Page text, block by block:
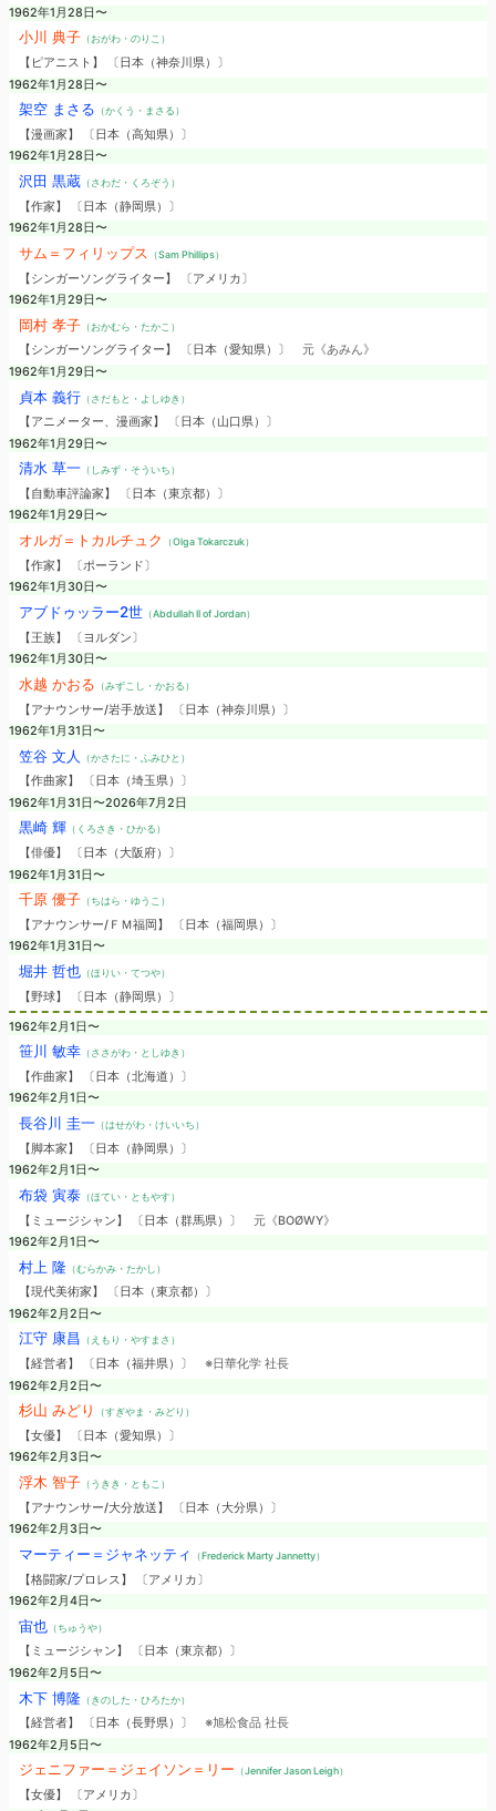
1962年1月28日〜
小川 典子（おがわ・のりこ）
【ピアニスト】 〔日本（神奈川県）〕
1962年1月28日〜
架空 まさる （かくう・まさる）
【漫画家】 〔日本（高知県）〕
1962年1月28日〜
沢田 黒蔵（さわだ・くろぞう）
【作家】 〔日本（静岡県）〕
1962年1月28日〜
サム＝フィリップス （Sam Phillips）
【シンガーソングライター】 〔アメリカ〕
1962年1月29日〜
岡村 孝子（おかむら・たかこ）
【シンガーソングライター】 〔日本（愛知県）〕 元《あみん》
1962年1月29日〜
貞本 義行（さだもと・よしゆき）
【アニメーター、漫画家】 〔日本（山口県）〕
1962年1月29日〜
清水 草一（しみず・そういち）
【自動車評論家】 〔日本（東京都）〕
1962年1月29日〜
オルガ＝トカルチュク （Olga Tokarczuk）
【作家】 〔ポーランド〕
1962年1月30日〜
アブドゥッラー2世（Abdullah II of Jordan）
【王族】 〔ヨルダン〕
1962年1月30日〜
水越 かおる （みずこし・かおる）
【アナウンサー/岩手放送】 〔日本（神奈川県）〕
1962年1月31日〜
笠谷 文人 （かさたに・ふみひと）
【作曲家】 〔日本（埼玉県）〕
1962年1月31日〜2026年7月2日
黒崎 輝（くろさき・ひかる）
【俳優】 〔日本（大阪府）〕
1962年1月31日〜
千原 優子（ちはら・ゆうこ）
【アナウンサー/ＦＭ福岡】 〔日本（福岡県）〕
1962年1月31日〜
堀井 哲也（ほりい・てつや）
【野球】 〔日本（静岡県）〕
1962年2月1日〜
笹川 敏幸（ささがわ・としゆき）
【作曲家】 〔日本（北海道）〕
1962年2月1日〜
長谷川 圭一（はせがわ・けいいち）
【脚本家】 〔日本（静岡県）〕
1962年2月1日〜
布袋 寅泰（ほてい・ともやす）
【ミュージシャン】 〔日本（群馬県）〕 元《BOØWY》
1962年2月1日〜
村上 隆（むらかみ・たかし）
【現代美術家】 〔日本（東京都）〕
1962年2月2日〜
江守 康昌 （えもり・やすまさ）
【経営者】 〔日本（福井県）〕 ※日華化学 社長
1962年2月2日〜
杉山 みどり （すぎやま・みどり）
【女優】 〔日本（愛知県）〕
1962年2月3日〜
浮木 智子（うきき・ともこ）
【アナウンサー/大分放送】 〔日本（大分県）〕
1962年2月3日〜
マーティー＝ジャネッティ （Frederick Marty Jannetty）
【格闘家/プロレス】 〔アメリカ〕
1962年2月4日〜
宙也（ちゅうや）
【ミュージシャン】 〔日本（東京都）〕
1962年2月5日〜
木下 博隆（きのした・ひろたか）
【経営者】 〔日本（長野県）〕 ※旭松食品 社長
1962年2月5日〜
ジェニファー＝ジェイソン＝リー （Jennifer Jason Leigh）
【女優】 〔アメリカ〕